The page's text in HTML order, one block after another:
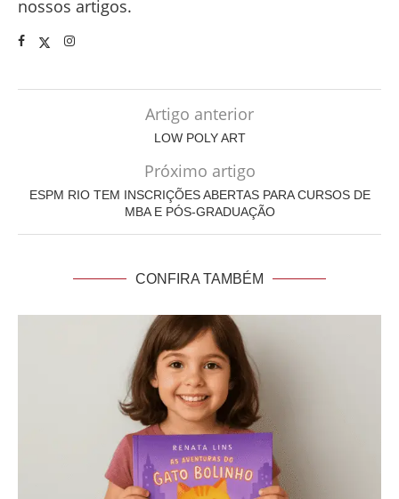
nossos artigos.
Artigo anterior
LOW POLY ART
Próximo artigo
ESPM RIO TEM INSCRIÇÕES ABERTAS PARA CURSOS DE
MBA E PÓS-GRADUAÇÃO
CONFIRA TAMBÉM